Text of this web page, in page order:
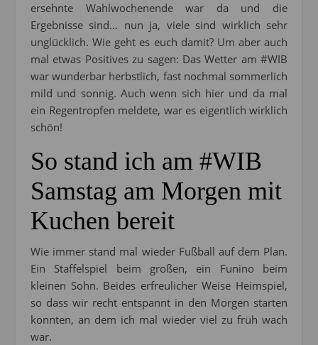
ersehnte Wahlwochenende war da und die
Ergebnisse sind… nun ja, viele sind wirklich sehr
unglücklich. Wie geht es euch damit? Um aber auch
mal etwas Positives zu sagen: Das Wetter am #WIB
war wunderbar herbstlich, fast nochmal sommerlich
mild und sonnig. Auch wenn sich hier und da mal
ein Regentropfen meldete, war es eigentlich wirklich
schön!
So stand ich am #WIB
Samstag am Morgen mit
Kuchen bereit
Wie immer stand mal wieder Fußball auf dem Plan.
Ein Staffelspiel beim großen, ein Funino beim
kleinen Sohn. Beides erfreulicher Weise Heimspiel,
so dass wir recht entspannt in den Morgen starten
konnten, an dem ich mal wieder viel zu früh wach
war.